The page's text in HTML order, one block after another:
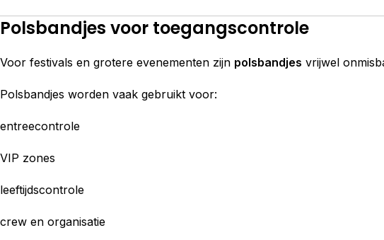
Polsbandjes voor toegangscontrole
Voor festivals en grotere evenementen zijn polsbandjes vrijwel
Polsbandjes worden vaak gebruikt voor:
entreecontrole
VIP zones
leeftijdscontrole
crew en organisatie